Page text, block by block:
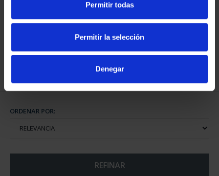
Permitir todas
Permitir la selección
Denegar
PROVINCIA COLECCION
COMPLET...
ORDENAR POR:
REFINAR